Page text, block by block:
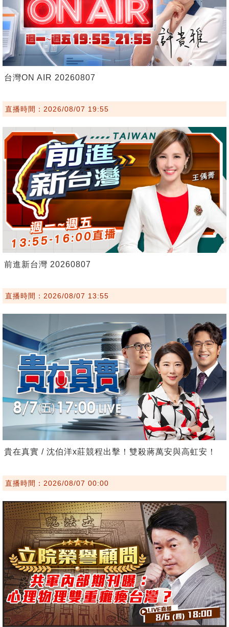
台灣ON AIR 20260807
直播時間：2026/08/07 19:55
前進新台灣 20260807
直播時間：2026/08/07 13:55
貴在真實 / 沈伯洋x莊競程出擊！雙殺蔣萬安與高虹安！
直播時間：2026/08/07 00:00